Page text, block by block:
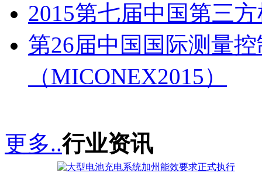
2015第七届中国第三
第26届中国国际测量
（MICONEX2015）
更多..行业资讯